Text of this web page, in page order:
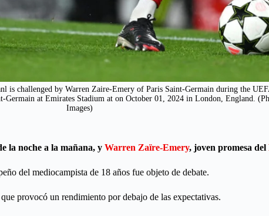
challenged by Warren Zaire-Emery of Paris Saint-Germain during the
Germain at Emirates Stadium at on October 01, 2024 in London, England.
Images)
la noche a la mañana, y Warren Zaïre-Emery, joven promesa del
del mediocampista de 18 años fue objeto de debate.
provocó un rendimiento por debajo de las expectativas.